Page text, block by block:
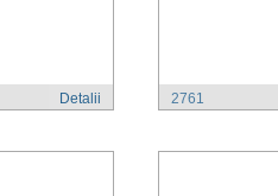
Detalii 2761